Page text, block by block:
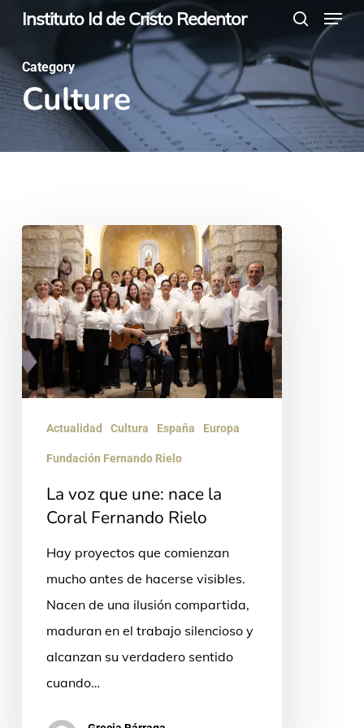
Skip
main
content
Instituto Id de Cristo Redentor
search
Menu
Category
Culture
La
voz
que
une:
nace
la
Coral
Actualidad Cultura España Europa
Fundación Fernando Rielo
La voz que une: nace la
Coral Fernando Rielo
Hay proyectos que comienzan
mucho antes de hacerse visibles.
Nacen de una ilusión compartida,
maduran en el trabajo silencioso y
alcanzan su verdadero sentido
cuando…